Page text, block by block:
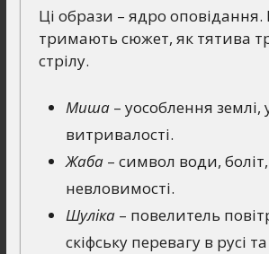
Ці образи – ядро
тримають сюжет, як тятива
стрілу.
Миша– уособлення землі,
витривалості.
Жаба– символ води, боліт,
невловимості.
Шуліка– повелитель
скіфську перевагу в русі